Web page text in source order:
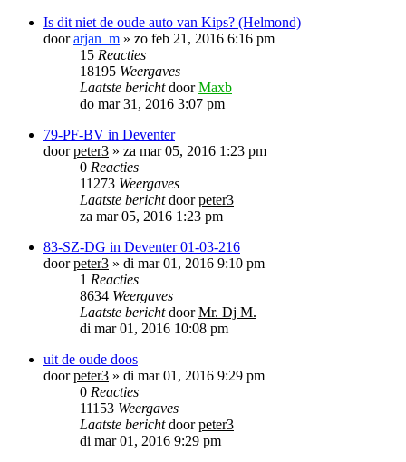
Is dit niet de oude auto van Kips? (Helmond)
doorarjan_m » zo feb 21, 2016 6:16 pm
15 Reacties
18195 Weergaves
Laatste berichtdoorMaxb
do mar 31, 2016 3:07 pm
79-PF-BV in Deventer
doorpeter3 » za mar 05, 2016 1:23 pm
0 Reacties
11273 Weergaves
Laatste berichtdoorpeter3
za mar 05, 2016 1:23 pm
83-SZ-DG in Deventer 01-03-216
doorpeter3 » di mar 01, 2016 9:10 pm
1 Reacties
8634 Weergaves
Laatste berichtdoorMr. Dj M.
di mar 01, 2016 10:08 pm
uit de oude doos
doorpeter3 » di mar 01, 2016 9:29 pm
0 Reacties
11153 Weergaves
Laatste berichtdoorpeter3
di mar 01, 2016 9:29 pm